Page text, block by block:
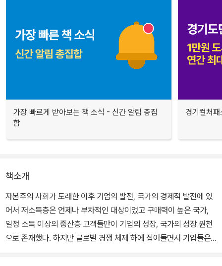
가장 빠르게 받아보는 책 소식 - 신간 알림 총집
합
경기컬처
책소개
자본주의 사회가 도래한 이후 기업의 발전, 국가의 경제적 발전에 있
어서 저소득층은 언제나 부차적인 대상이었고 구매력이 높은 국가,
일정 소득 이상의 중산층 고객들만이 기업의 성장, 국가의 성장 원천
으로 존재했다. 하지만 글로벌 경쟁 체제 하에 접어들면서 기업들은